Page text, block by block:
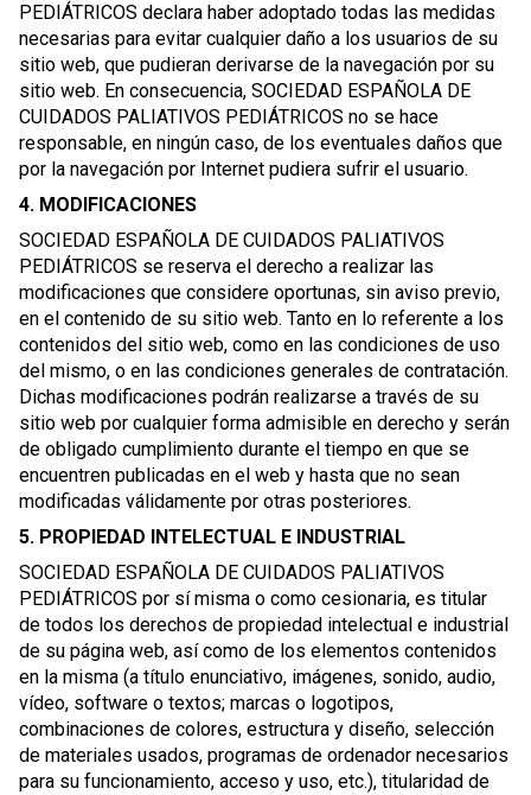
PEDIÁTRICOS declara haber adoptado todas las medidas
necesarias para evitar cualquier daño a los usuarios de su
sitio web, que pudieran derivarse de la navegación por su
sitio web. En consecuencia, SOCIEDAD ESPAÑOLA DE
CUIDADOS PALIATIVOS PEDIÁTRICOS no se hace
responsable, en ningún caso, de los eventuales daños que
por la navegación por Internet pudiera sufrir el usuario.
4. MODIFICACIONES
SOCIEDAD ESPAÑOLA DE CUIDADOS PALIATIVOS
PEDIÁTRICOS se reserva el derecho a realizar las
modificaciones que considere oportunas, sin aviso previo,
en el contenido de su sitio web. Tanto en lo referente a los
contenidos del sitio web, como en las condiciones de uso
del mismo, o en las condiciones generales de contratación.
Dichas modificaciones podrán realizarse a través de su
sitio web por cualquier forma admisible en derecho y serán
de obligado cumplimiento durante el tiempo en que se
encuentren publicadas en el web y hasta que no sean
modificadas válidamente por otras posteriores.
5. PROPIEDAD INTELECTUAL E INDUSTRIAL
SOCIEDAD ESPAÑOLA DE CUIDADOS PALIATIVOS
PEDIÁTRICOS por sí misma o como cesionaria, es titular
de todos los derechos de propiedad intelectual e industrial
de su página web, así como de los elementos contenidos
en la misma (a título enunciativo, imágenes, sonido, audio,
vídeo, software o textos; marcas o logotipos,
combinaciones de colores, estructura y diseño, selección
de materiales usados, programas de ordenador necesarios
para su funcionamiento, acceso y uso, etc.), titularidad de